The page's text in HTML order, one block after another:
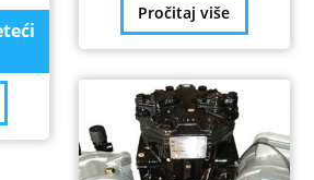
Pročitaj više